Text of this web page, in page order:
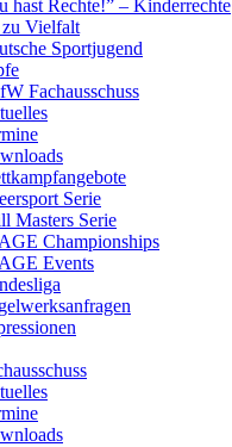
hast Rechte!” – Kinderrechte
zu Vielfalt
Sportjugend
Fachausschuss
Serie
Masters Serie
Championships
Events